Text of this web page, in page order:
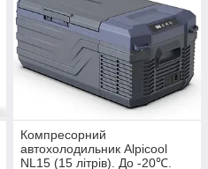
Компресорний
автохолодильник Alpicool
NL15 (15 літрів). До -20℃.